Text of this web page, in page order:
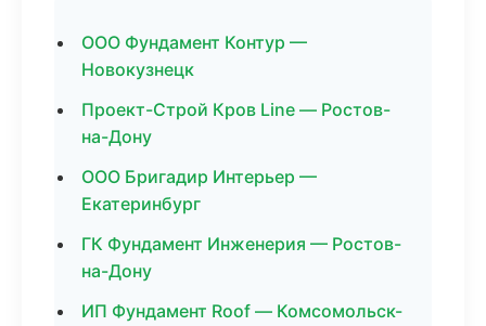
ООО Фундамент Контур —
Новокузнецк
Проект-Строй Кров Line — Ростов-
на-Дону
ООО Бригадир Интерьер —
Екатеринбург
ГК Фундамент Инженерия — Ростов-
на-Дону
ИП Фундамент Roof — Комсомольск-